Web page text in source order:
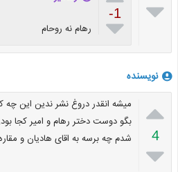

-1
 رهام نه روحام
نویسنده

4

میشه انقدر دروغ نشر ندین این چه
بگو دوست دختر رهام و امیر کجا
شدم چه برسه به اقای هادیان و